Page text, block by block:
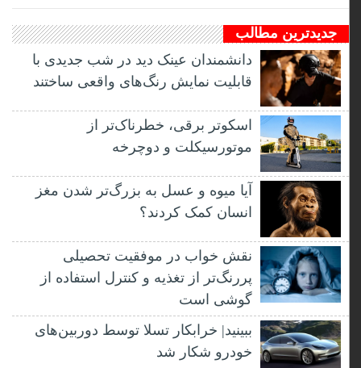
جدیدترین مطالب
دانشمندان عینک دید در شب جدیدی با
قابلیت نمایش رنگ‌های واقعی ساختند
اسکوتر برقی، خطرناک‌تر از
موتورسیکلت و دوچرخه
آیا میوه و عسل به بزرگ‌تر شدن مغز
انسان کمک کردند؟
نقش خواب در موفقیت تحصیلی
پررنگ‌تر از تغذیه و کنترل استفاده از
گوشی است
ببینید| خرابکار تسلا توسط دوربین‌های
خودرو شکار شد